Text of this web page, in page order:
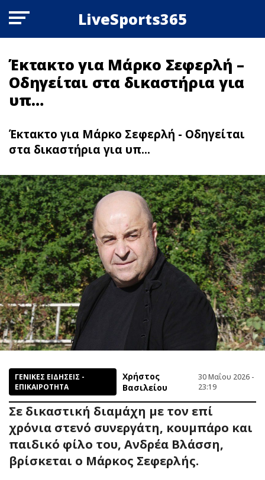
LiveSports365
Έκτακτο για Μάρκο Σεφερλή –
Οδηγείται στα δικαστήρια για
υπ…
Έκτακτο για Μάρκο Σεφερλή - Οδηγείται
στα δικαστήρια για υπ...
ΓΕΝΙΚΕΣ ΕΙΔΗΣΕΙΣ -
ΕΠΙΚΑΙΡΟΤΗΤΑ
Χρήστος
Βασιλείου
30 Μαΐου 2026 -
23:19
Σε δικαστική διαμάχη με τον επί
χρόνια στενό συνεργάτη, κουμπάρο και
παιδικό φίλο του, Ανδρέα Βλάσση,
βρίσκεται ο Μάρκος Σεφερλής.